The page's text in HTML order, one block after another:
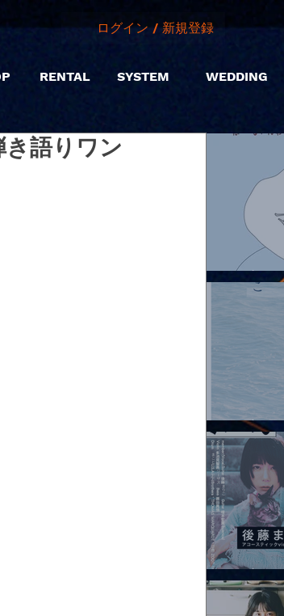
ログイン / 新規登録
RENTAL SYSTEM WEDDING
語りワン
2026.08.07 |【観覧
2026.08.08 |【観覧
City Lights × 17歳
2026.08.10 |【観覧
アコースティック